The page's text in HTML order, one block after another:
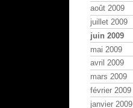
août 2009
juillet 2009
juin 2009
mai 2009
avril 2009
mars 2009
février 2009
janvier 2009